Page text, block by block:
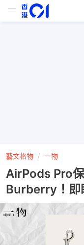
藝文格物 一物
AirPods Pro
Burberry！即